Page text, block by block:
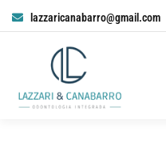
lazzaricanabarro@gmail.com